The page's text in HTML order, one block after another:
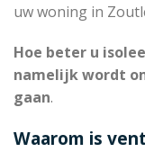
uw woning in
Hoe beter u
namelijk wordt
gaan.
Waarom is